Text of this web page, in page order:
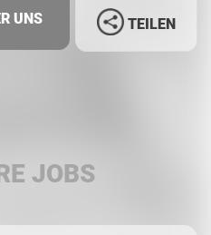
UNS TEILEN
JOBS